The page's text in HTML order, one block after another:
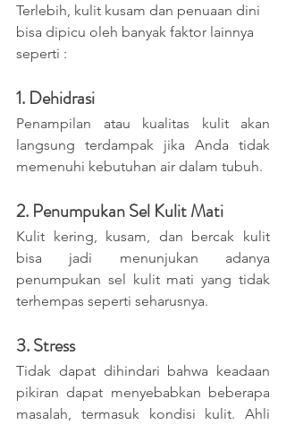
Terlebih, kulit kusam dan penuaan dini
bisa dipicu oleh banyak faktor lainnya
seperti :
1. Dehidrasi
Penampilan atau kualitas kulit akan
langsung terdampak jika Anda tidak
memenuhi kebutuhan air dalam tubuh.
2. Penumpukan Sel Kulit Mati
Kulit kering, kusam, dan bercak kulit
bisa jadi menunjukan adanya
penumpukan sel kulit mati yang tidak
terhempas seperti seharusnya.
3. Stress
Tidak dapat dihindari bahwa keadaan
pikiran dapat menyebabkan beberapa
masalah, termasuk kondisi kulit. Ahli